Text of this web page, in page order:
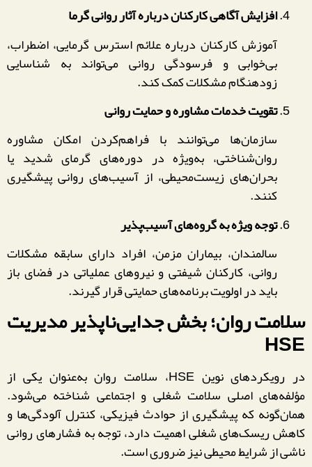
افزایش آگاهی کارکنان درباره آثار روانی گرما
آموزش کارکنان درباره علائم استرس گرمایی، اضطراب،
بی‌خوابی و فرسودگی روانی می‌تواند به شناسایی
زودهنگام مشکلات کمک کند.
تقویت خدمات مشاوره و حمایت روانی
سازمان‌ها می‌توانند با فراهم‌کردن امکان مشاوره
روان‌شناختی، به‌ویژه در دوره‌های گرمای شدید یا
بحران‌های زیست‌محیطی، از آسیب‌های روانی پیشگیری
کنند.
توجه ویژه به گروه‌های آسیب‌پذیر
سالمندان، بیماران مزمن، افراد دارای سابقه مشکلات
روانی، کارکنان شیفتی و نیروهای عملیاتی در فضای باز
باید در اولویت برنامه‌های حمایتی قرار گیرند.
سلامت روان؛ بخش جدایی‌ناپذیر مدیریت
HSE
در رویکردهای نوین HSE، سلامت روان به‌عنوان یکی از
مؤلفه‌های اصلی سلامت شغلی و اجتماعی شناخته می‌شود.
همان‌گونه که پیشگیری از حوادث فیزیکی، کنترل آلودگی‌ها و
کاهش ریسک‌های شغلی اهمیت دارد، توجه به فشارهای روانی
ناشی از شرایط محیطی نیز ضروری است.